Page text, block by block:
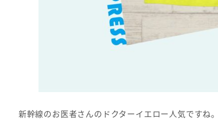
新幹線のお医者さんのドクターイエロー人気ですね